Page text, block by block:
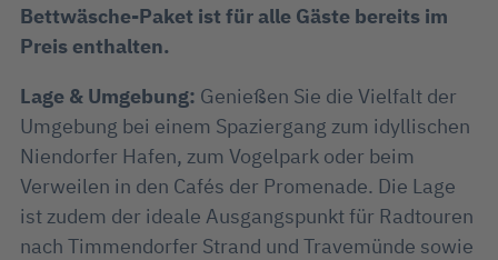
Bettwäsche-Paket ist für alle Gäste bereits im
Preis enthalten.
Lage & Umgebung: Genießen Sie die Vielfalt der
Umgebung bei einem Spaziergang zum idyllischen
Niendorfer Hafen, zum Vogelpark oder beim
Verweilen in den Cafés der Promenade. Die Lage
ist zudem der ideale Ausgangspunkt für Radtouren
nach Timmendorfer Strand und Travemünde sowie